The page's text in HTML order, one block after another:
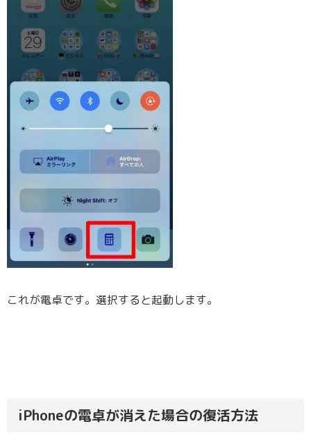
これが電卓です。選択すると起動します。
iPhoneの電卓が消えた場合の復活方法